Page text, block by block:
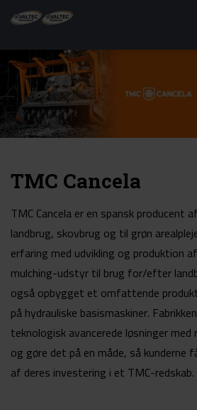
TMC Cancela
TMC Cancela er en spansk producent
landbrug, skovbrug og til grøn
erfaring med udvikling og produktion
mulching-udstyr til brug for/efter
også opbygget et omfattende
på hydrauliske basismaskiner.
teknologisk avancerede løsninger
og gøre det på en måde, så
af deres investering i et TMC-redskab.